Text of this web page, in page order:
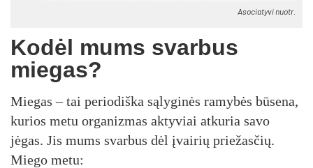
Asociatyvi nuotr.
Kodėl mums svarbus
miegas?
Miegas – tai periodiška sąlyginės ramybės būsena,
kurios metu organizmas aktyviai atkuria savo
jėgas. Jis mums svarbus dėl įvairių priežasčių.
Miego metu: